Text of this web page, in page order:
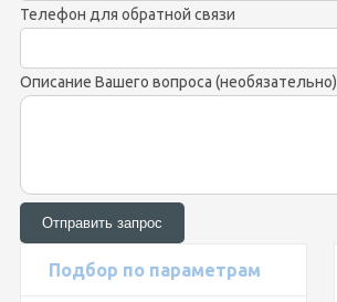
Телефон для обратной связи
Описание Вашего вопроса (необязательно)
Подбор по параметрам